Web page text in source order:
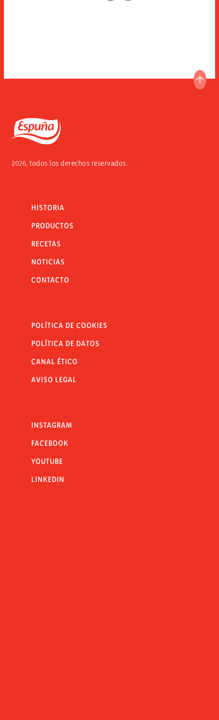
Espuña
2026, todos los derechos reservados.
HISTORIA
PRODUCTOS
RECETAS
NOTICIAS
CONTACTO
POLÍTICA DE COOKIES
POLÍTICA DE DATOS
CANAL ÉTICO
AVISO LEGAL
INSTAGRAM
FACEBOOK
YOUTUBE
LINKEDIN
IR